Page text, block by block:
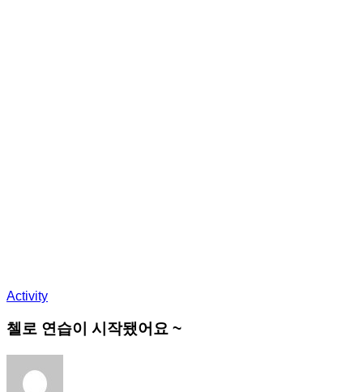
Activity
첼로 연습이 시작됐어요 ~